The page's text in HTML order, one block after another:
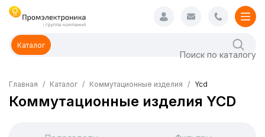
Каталог
Главная Каталог Коммутационные изделия Ycd
Коммутационные изделия YCD